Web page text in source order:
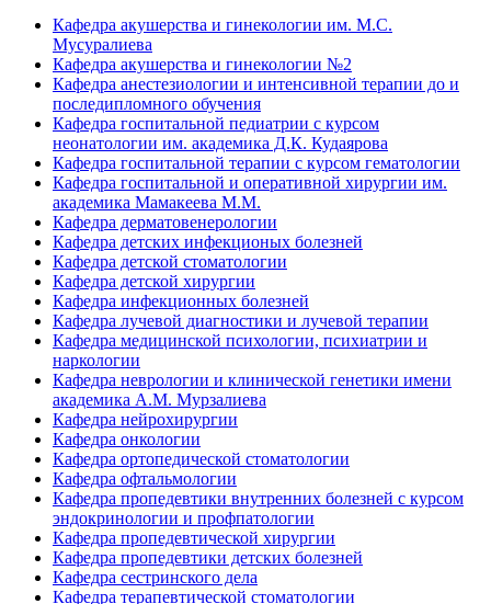
Кафедра акушерства и гинекологии им. М.С.
Мусуралиева
Кафедра акушерства и гинекологии №2
Кафедра анестезиологии и интенсивной терапии до и
последипломного обучения
Кафедра госпитальной педиатрии с курсом
неонатологии им. академика Д.К. Кудаярова
Кафедра госпитальной терапии с курсом гематологии
Кафедра госпитальной и оперативной хирургии им.
академика Мамакеева М.М.
Кафедра дерматовенерологии
Кафедра детских инфекционых болезней
Кафедра детской стоматологии
Кафедра детской хирургии
Кафедра инфекционных болезней
Кафедра лучевой диагностики и лучевой терапии
Кафедра медицинской психологии, психиатрии и
наркологии
Кафедра неврологии и клинической генетики имени
академика А.М. Мурзалиева
Кафедра нейрохирургии
Кафедра онкологии
Кафедра ортопедической стоматологии
Кафедра офтальмологии
Кафедра пропедевтики внутренних болезней с курсом
эндокринологии и профпатологии
Кафедра пропедевтической хирургии
Кафедра пропедевтики детских болезней
Кафедра сестринского дела
Кафедра терапевтической стоматологии